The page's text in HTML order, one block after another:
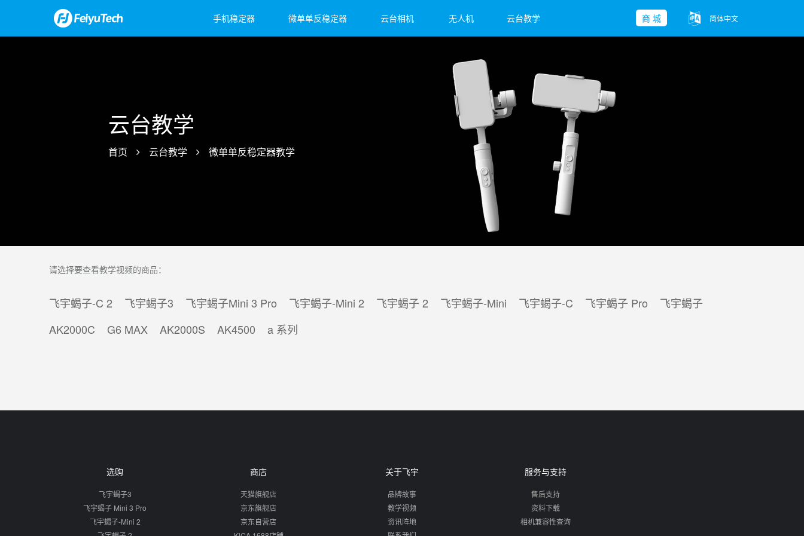
无人机 云台教学 商 城 简体中文
手机稳定器
Vimble 3 SE
微单单反稳定器
飞宇蝎子-Mini 2
云台相机
Feiyu Pocket
云台教学
首页 云台教学 微单单反稳定器教学
请选择要查看教学视频的商品：
飞宇蝎子-C 2 飞宇蝎子3 飞宇蝎子Mini 3 Pro 飞宇蝎子-Mini 2 飞宇蝎子 2 飞宇蝎子-Mini 飞宇蝎子-C 飞宇蝎子 Pro
飞宇蝎子
AK2000C
G6 MAX AK2000S AK4500 a 系列
选购
飞宇蝎子3
飞宇蝎子 Mini 3 Pro
飞宇蝎子-Mini 2
商店
天猫旗舰店
京东旗舰店
京东自营店
关于飞宇
品牌故事
教学视频
资讯阵地
服务与支持
售后支持
资料下载
相机兼容性查询